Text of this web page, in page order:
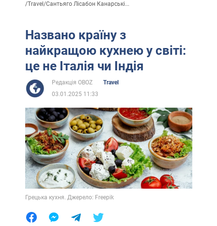
/Travel /Сантьяго Лісабон Канарські...
Названо країну з
найкращою кухнею у світі:
це не Італія чи Індія
Редакція OBOZ
Travel
03.01.2025 11:33
Грецька кухня. Джерело: Freepik